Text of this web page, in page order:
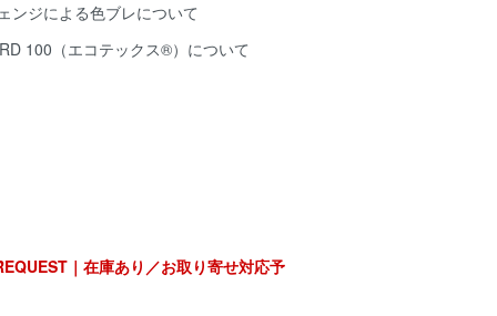
ンジによる色ブレについて
100（エコテックス®️）について
｜在庫あり／お取り寄せ対応予